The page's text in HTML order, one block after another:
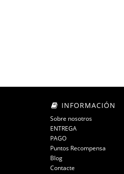
INFORMACIÓN
Sobre nosotros
ENTREGA
PAGO
Puntos Recompensa
Blog
Contacte